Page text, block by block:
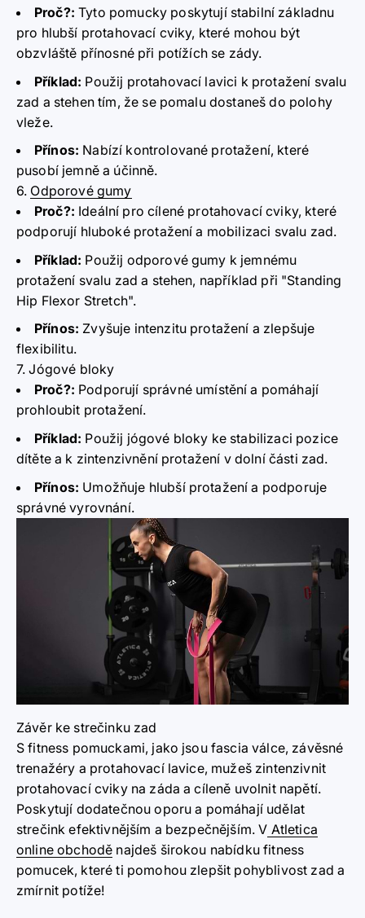
Proč?: Tyto pomucky poskytují stabilní základnu
pro hlubší protahovací cviky, které mohou být
obzvláště přínosné při potížích se zády.
Příklad: Použij protahovací lavici k protažení svalu
zad a stehen tím, že se pomalu dostaneš do polohy
vleže.
Přínos: Nabízí kontrolované protažení, které
pusobí jemně a účinně.
6. Odporové gumy
Proč?: Ideální pro cílené protahovací cviky, které
podporují hluboké protažení a mobilizaci svalu zad.
Příklad: Použij odporové gumy k jemnému
protažení svalu zad a stehen, například při "Standing
Hip Flexor Stretch".
Přínos: Zvyšuje intenzitu protažení a zlepšuje
flexibilitu.
7. Jógové bloky
Proč?: Podporují správné umístění a pomáhají
prohloubit protažení.
Příklad: Použij jógové bloky ke stabilizaci pozice
dítěte a k zintenzivnění protažení v dolní části zad.
Přínos: Umožňuje hlubší protažení a podporuje
správné vyrovnání.
Závěr ke strečinku zad
S fitness pomuckami, jako jsou fascia válce, závěsné
trenažéry a protahovací lavice, mužeš zintenzivnit
protahovací cviky na záda a cíleně uvolnit napětí.
Poskytují dodatečnou oporu a pomáhají udělat
strečink efektivnějším a bezpečnějším. V Atletica
online obchodě najdeš širokou nabídku fitness
pomucek, které ti pomohou zlepšit pohyblivost zad a
zmírnit potíže!